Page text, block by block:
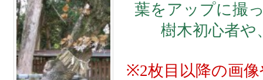
葉をアップに撮
樹木初心者や
※2枚目以降の画